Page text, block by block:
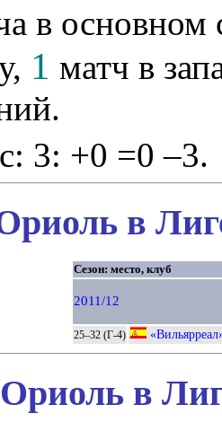
в основном
1 матч в
3: +0 =0 –3.
в
Сезон: место, клуб
2011/12
25–32 (Г-4)
в